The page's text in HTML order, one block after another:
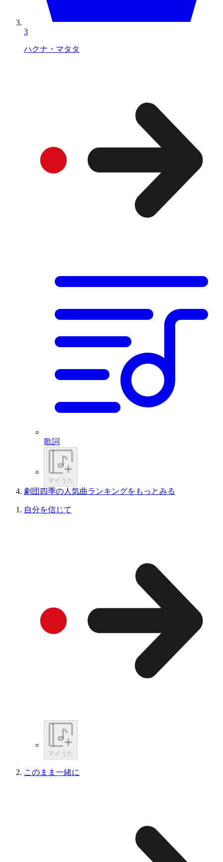
3
ハクナ・マタタ
歌詞
マイうた
劇団四季の人気曲ランキングをもっとみる
自分を信じて
マイうた
このまま一緒に